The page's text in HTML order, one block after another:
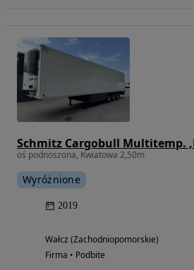
oś podnoszona, Kwiatowa 2,50m
Wyróżnione
2019
Wałcz (Zachodniopomorskie)
Firma • Podbite